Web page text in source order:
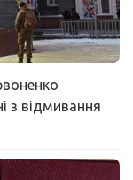
з відмивання